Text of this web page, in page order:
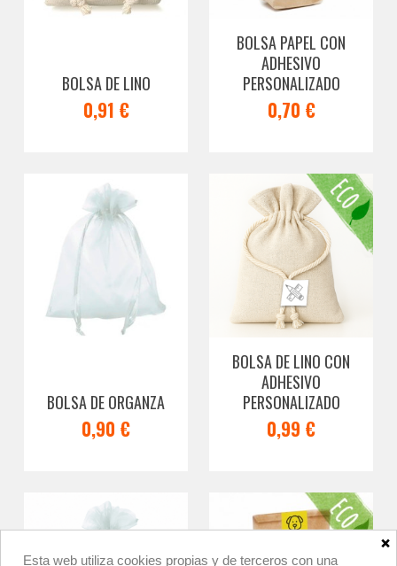
BOLSA DE LINO
0,91 €
BOLSA PAPEL CON
ADHESIVO
PERSONALIZADO
0,70 €
BOLSA DE ORGANZA
0,90 €
BOLSA DE LINO CON
ADHESIVO
PERSONALIZADO
0,99 €
×
Esta web utiliza cookies propias y de terceros con una